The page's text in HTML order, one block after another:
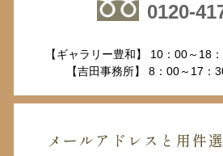
0120-
【ギャラリー豊和】 10：00～18
【吉田事務所】 8：00～17：
メールアドレスと用件